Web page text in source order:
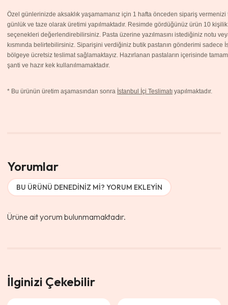
Özel günlerinizde aksaklık yaşamamanız için 1 hafta önceden sipariş
günlük ve taze olarak üretimi yapılmaktadır. Resimde gördüğünüz ürün 10
seçenekleri değerlendirebilirsiniz. Pasta üzerine yazılmasını istediğiniz notu
kısmında belirtebilirsiniz. Siparişini verdiğiniz butik pastanın gönderimi sadece
bölgeye ücretsiz teslimat sağlamaktayız. Hazırlanan pastaların içerisinde
şanti ve hazır kek kullanılmamaktadır.
* Bu ürünün üretim aşamasından sonra İstanbul İçi Teslimatı yapılmaktadır.
Yorumlar
BU ÜRÜNÜ DENEDINIZ MI? YORUM EKLEYIN
Ürüne ait yorum bulunmamaktadır.
İlginizi Çekebilir